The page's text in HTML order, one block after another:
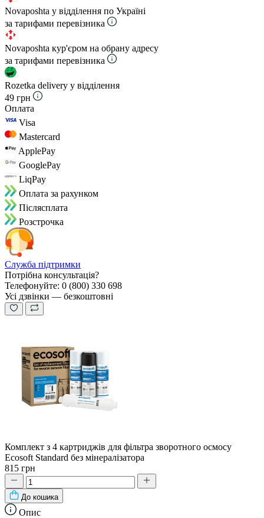
Novaposhta у відділення по Україні
за тарифами перевізника
Novaposhta кур'єром на обрану адресу
за тарифами перевізника
Rozetka delivery у відділення
49 грн
Оплата
Visa
Mastercard
ApplePay
GooglePay
LiqPay
Оплата за рахунком
Пiслясплата
Розстрочка
Служба підтримки
Потрібна консультація?
Телефонуйте: 0 (800) 330 698
Усі дзвінки — безкоштовні
Комплект з 4 картриджів для фільтра зворотного осмосу
Ecosoft Standard без мінералізатора
815 грн
До кошика
Опис